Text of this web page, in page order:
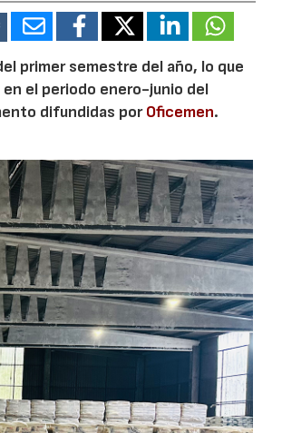
primer semestre del año, lo que
el periodo enero-junio del
difundidas porOficemen.